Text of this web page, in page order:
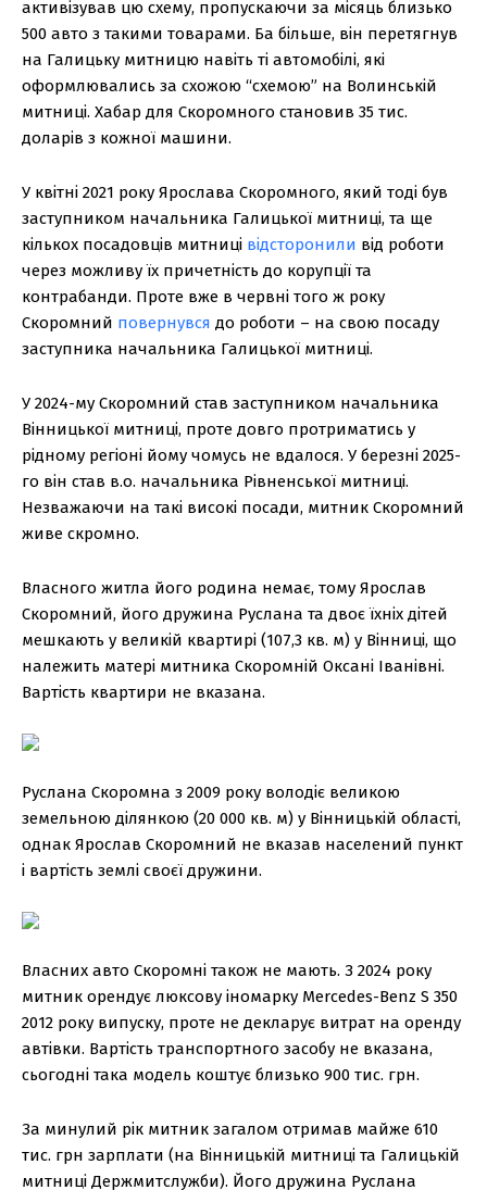
активізував цю схему, пропускаючи за місяць близько
500 авто з такими товарами. Ба більше, він перетягнув
на Галицьку митницю навіть ті автомобілі, які
оформлювались за схожою “схемою” на Волинській
митниці. Хабар для Скоромного становив 35 тис.
доларів з кожної машини.
У квітні 2021 року Ярослава Скоромного, який тоді був
заступником начальника Галицької митниці, та ще
кількох посадовців митниці відсторонили від роботи
через можливу їх причетність до корупції та
контрабанди. Проте вже в червні того ж року
Скоромний повернувся до роботи – на свою посаду
заступника начальника Галицької митниці.
У 2024-му Скоромний став заступником начальника
Вінницької митниці, проте довго протриматись у
рідному регіоні йому чомусь не вдалося. У березні 2025-
го він став в.о. начальника Рівненської митниці.
Незважаючи на такі високі посади, митник Скоромний
живе скромно.
Власного житла його родина немає, тому Ярослав
Скоромний, його дружина Руслана та двоє їхніх дітей
мешкають у великій квартирі (107,3 кв. м) у Вінниці, що
належить матері митника Скоромній Оксані Іванівні.
Вартість квартири не вказана.
Руслана Скоромна з 2009 року володіє великою
земельною ділянкою (20 000 кв. м) у Вінницькій області,
однак Ярослав Скоромний не вказав населений пункт
і вартість землі своєї дружини.
Власних авто Скоромні також не мають. З 2024 року
митник орендує люксову іномарку Mercedes-Benz S 350
2012 року випуску, проте не декларує витрат на оренду
автівки. Вартість транспортного засобу не вказана,
сьогодні така модель коштує близько 900 тис. грн.
За минулий рік митник загалом отримав майже 610
тис. грн зарплати (на Вінницькій митниці та Галицькій
митниці Держмитслужби). Його дружина Руслана